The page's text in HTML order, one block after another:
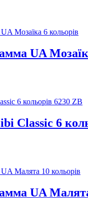
UA
Classic 6
UA